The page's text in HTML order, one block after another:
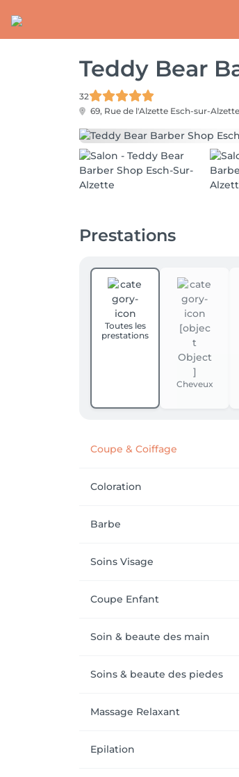
Teddy Bear
32
69, Rue de l'Alzette Esch-sur-Alzette
Prestations
Toutes les
prestations
Cheveux
Coupe & Coiffage
Coloration
Barbe
Soins Visage
Coupe Enfant
Soin & beaute des main
Soins & beaute des piedes
Massage Relaxant
Epilation